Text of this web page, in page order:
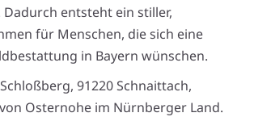
Dadurch entsteht ein stiller,
für Menschen, die sich eine
in Bayern wünschen.
91220 Schnaittach,
Osternohe im Nürnberger Land.